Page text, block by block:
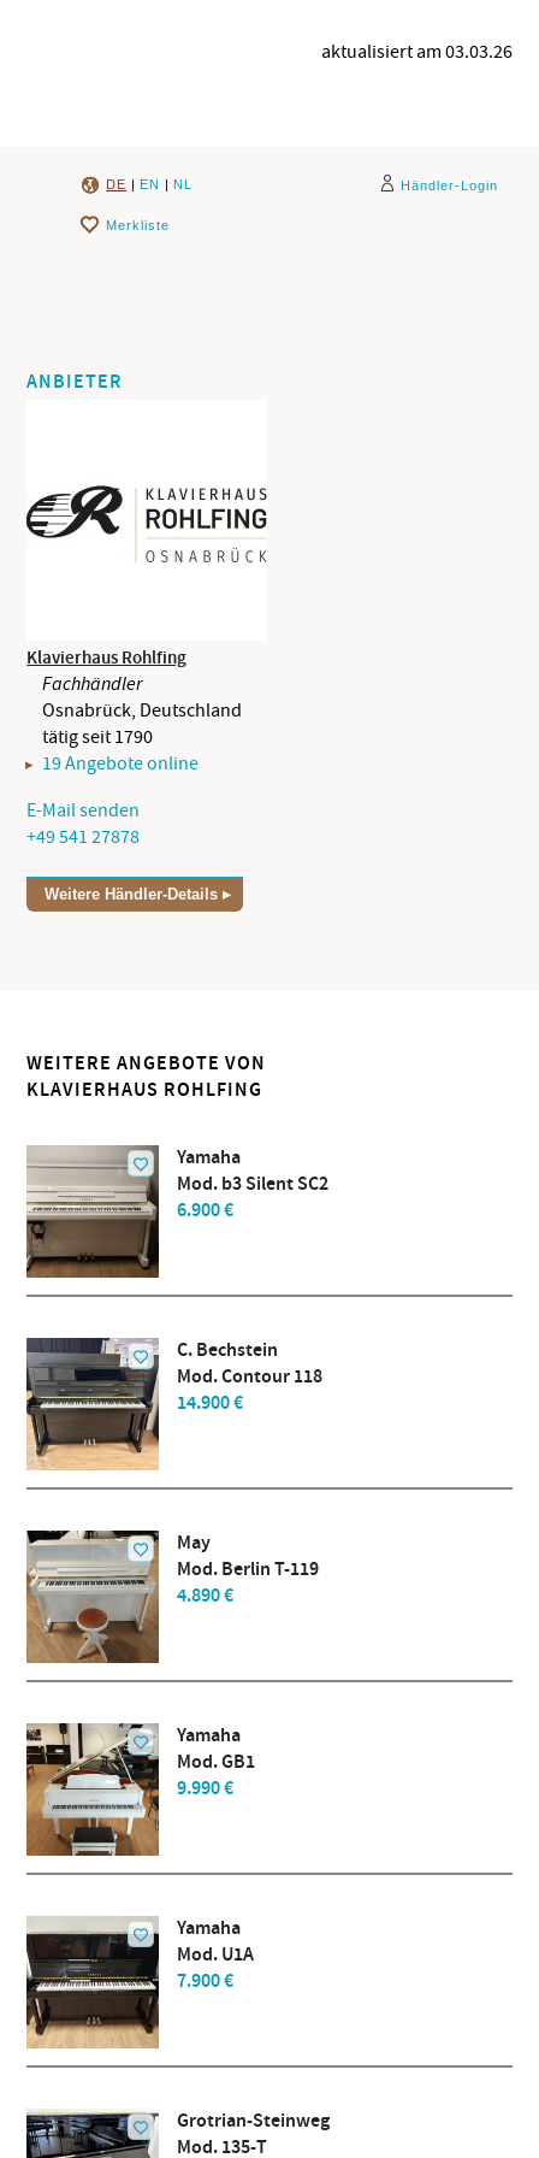
aktualisiert am 03.03.26
DE | EN | NL Händler-Login
Merkliste
ANBIETER
Klavierhaus Rohlfing
Fachhändler
Osnabrück, Deutschland
tätig seit 1790
19 Angebote online
E-Mail senden
+49 541 27878
Weitere Händler-Details
WEITERE ANGEBOTE VON
KLAVIERHAUS ROHLFING
Yamaha
Mod. b3 Silent SC2
6.900 €
C. Bechstein
Mod. Contour 118
14.900 €
May
Mod. Berlin T-119
4.890 €
Yamaha
Mod. GB1
9.990 €
Yamaha
Mod. U1A
7.900 €
Grotrian-Steinweg
Mod. 135-T